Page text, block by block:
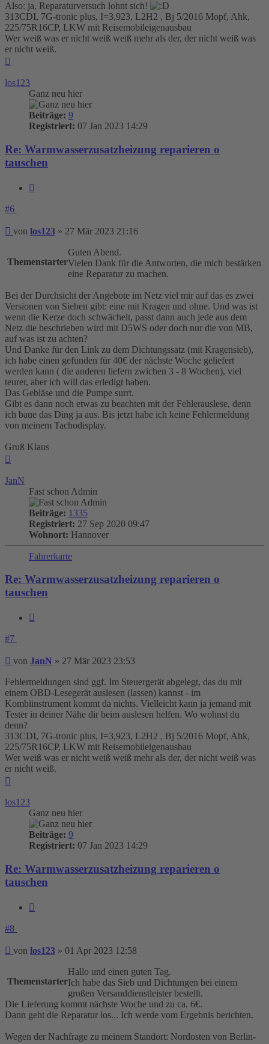
Also: ja, Reparaturversuch lohnt sich!
313CDI, 7G-tronic plus, I=3,923, L2H2 , Bj 5/2016 Mopf, Ahk,
225/75R16CP, LKW mit Reisemobileigenausbau
Wer weiß was er nicht weiß weiß mehr als der, der nicht weiß was
er nicht weiß.
los123
Ganz neu hier
Beiträge: 9
Registriert: 07 Jan 2023 14:29
Re: Warmwasserzusatzheizung reparieren o
tauschen
#6
Beitrag
von los123 » 27 Mär 2023 21:16
Themenstarter
Guten Abend.
Vielen Dank für die Antworten, die mich bestärken
eine Reparatur zu machen.
Bei der Durchsicht der Angebote im Netz viel mir auf das es zwei
Versionen von Sieben gibt: eine mit Kragen und ohne. Und was ist
wenn die Kerze doch schwächelt, passt dann auch jede aus dem
Netz die beschrieben wird mit D5WS oder doch nur die von MB,
auf was ist zu achten?
Und Danke für den Link zu dem Dichtungssatz (mit Kragensieb),
ich habe einen gefunden für 40€ der nächste Woche geliefert
werden kann ( die anderen liefern zwichen 3 - 8 Wochen), viel
teurer, aber ich will das erledigt haben.
Das Gebläse und die Pumpe surrt.
Gibt es dann noch etwas zu beachten mit der Fehlerauslese, denn
ich baue das Ding ja aus. Bis jetzt habe ich keine Fehlermeldung
von meinem Tachodisplay.
Gruß Klaus
JanN
Fast schon Admin
Beiträge: 1335
Registriert: 27 Sep 2020 09:47
Wohnort: Hannover
Fahrerkarte
Re: Warmwasserzusatzheizung reparieren o
tauschen
#7
Beitrag
von JanN » 27 Mär 2023 23:53
Fehlermeldungen sind ggf. Im Steuergerät abgelegt, das du mit
einem OBD-Lesegerät auslesen (lassen) kannst - im
Kombiinstrument kommt da nichts. Vielleicht kann ja jemand mit
Tester in deiner Nähe dir beim auslesen helfen. Wo wohnst du
denn?
313CDI, 7G-tronic plus, I=3,923, L2H2 , Bj 5/2016 Mopf, Ahk,
225/75R16CP, LKW mit Reisemobileigenausbau
Wer weiß was er nicht weiß weiß mehr als der, der nicht weiß was
er nicht weiß.
los123
Ganz neu hier
Beiträge: 9
Registriert: 07 Jan 2023 14:29
Re: Warmwasserzusatzheizung reparieren o
tauschen
#8
Beitrag
von los123 » 01 Apr 2023 12:58
Themenstarter
Hallo und einen guten Tag.
Ich habe das Sieb und Dichtungen bei einem
großen Versanddienstleister bestellt.
Die Lieferung kommt nächste Woche und zu ca. 6€.
Dann geht die Reparatur los... Ich werde vom Ergebnis berichten.
Wegen der Nachfrage zu meinem Standort: Nordosten von Berlin-